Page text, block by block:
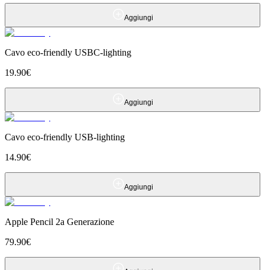
Aggiungi
Cavo eco-friendly USBC-lighting
19.90€
Aggiungi
Cavo eco-friendly USB-lighting
14.90€
Aggiungi
Apple Pencil 2a Generazione
79.90€